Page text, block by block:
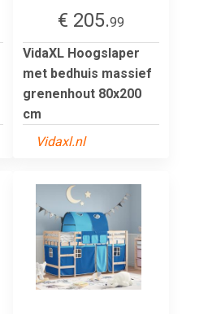
€ 205.99
VidaXL Hoogslaper
met bedhuis massief
grenenhout 80x200
cm
Vidaxl.nl